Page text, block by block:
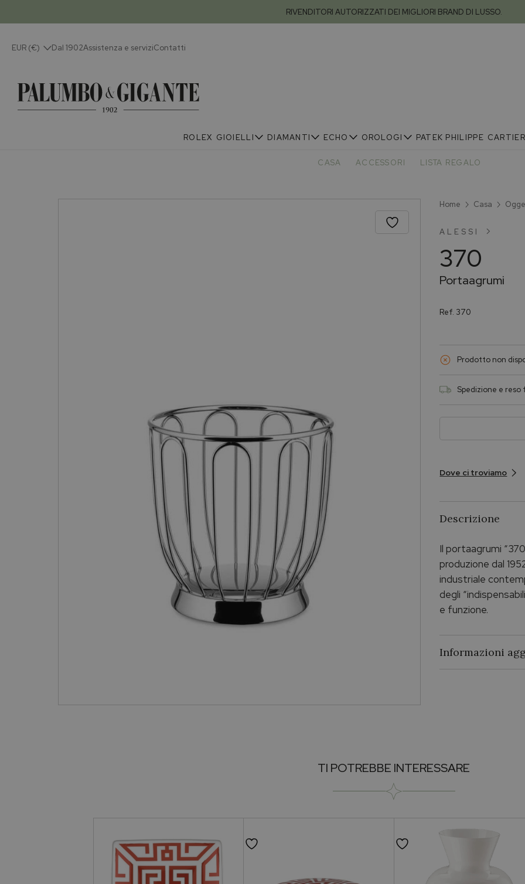
RIVENDITORI AUTORIZZATI DEI MIGLIORI BRAND DI LUSSO.
EUR (€) Dal 1902Assistenza e serviziContatti
ROLEX GIOIELLI DIAMANTI ECHO OROLOGI PATEK PHILIPPE CARTIER
CASA ACCESSORI LISTA REGALO
Home Casa
ALESSI
370
Portaagrumi
Ref. 370
Prodotto non
Spedizione e reso
Dove ci troviamo
Descrizione
Il portaagrumi
produzione dal
industriale
degli
e funzione.
Informazioni
TI POTREBBE INTERESSARE